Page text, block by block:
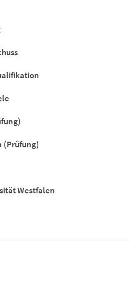
(Prüfung)
Westfalen